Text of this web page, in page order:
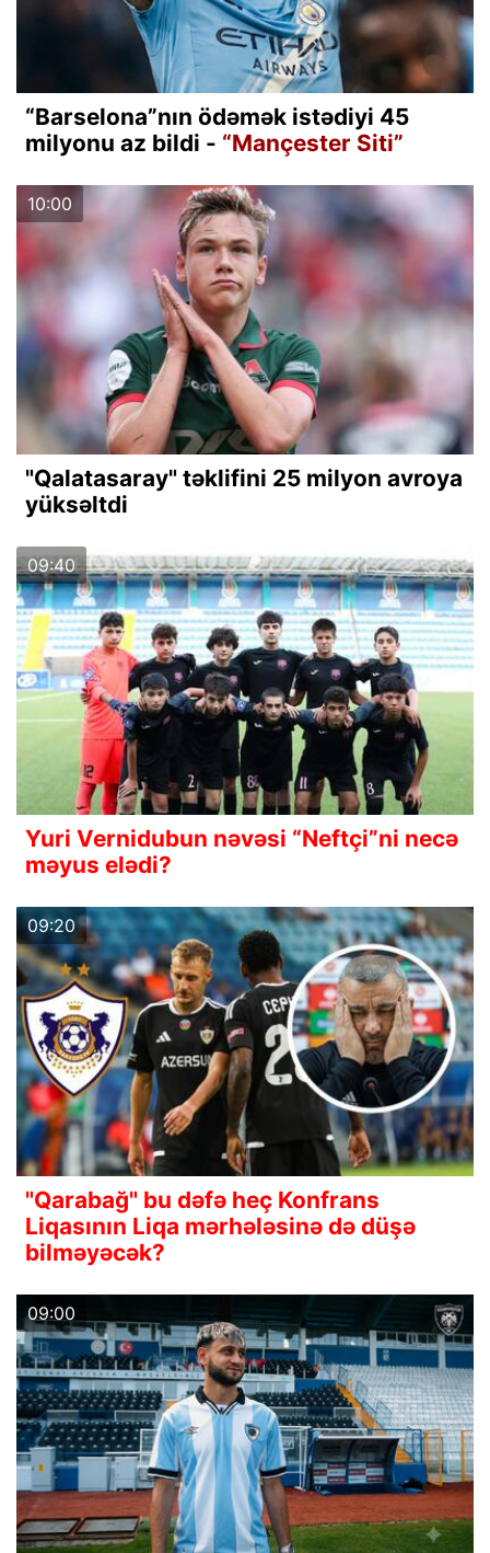
“Barselona”nın ödəmək istədiyi 45
milyonu az bildi - “Mançester Siti”
10:00
"Qalatasaray" təklifini 25 milyon avroya
yüksəltdi
09:40
Yuri Vernidubun nəvəsi “Neftçi”ni necə
məyus elədi?
09:20
"Qarabağ" bu dəfə heç Konfrans
Liqasının Liqa mərhələsinə də düşə
bilməyəcək?
09:00